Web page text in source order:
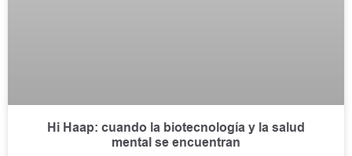
Hi Haap: cuando la biotecnología y la salud
mental se encuentran